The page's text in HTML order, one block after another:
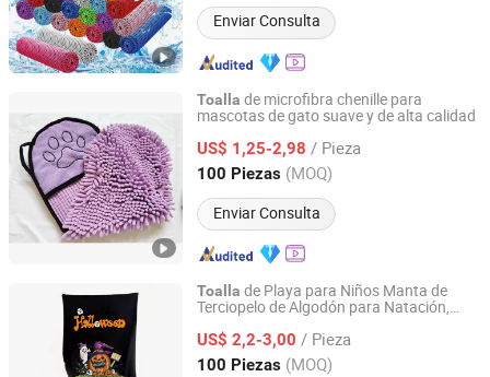
Enviar Consulta
Toalla de microfibra chenille para
mascotas de gato suave y de alta calidad
US$ 1,25-2,98 / Pieza
100 Piezas (MOQ)
Enviar Consulta
Hebei Ailuoha Import and Export Co., Ltd.
Hebei, China Desde 2025
Toalla de Playa para Niños Manta de
Terciopelo de Algodón para Natación,
Animales 100%
US$ 2,2-3,00 / Pieza
100 Piezas (MOQ)
Hebei Ailuoha Import and Export Co., Ltd.
Hebei, China Desde 2025